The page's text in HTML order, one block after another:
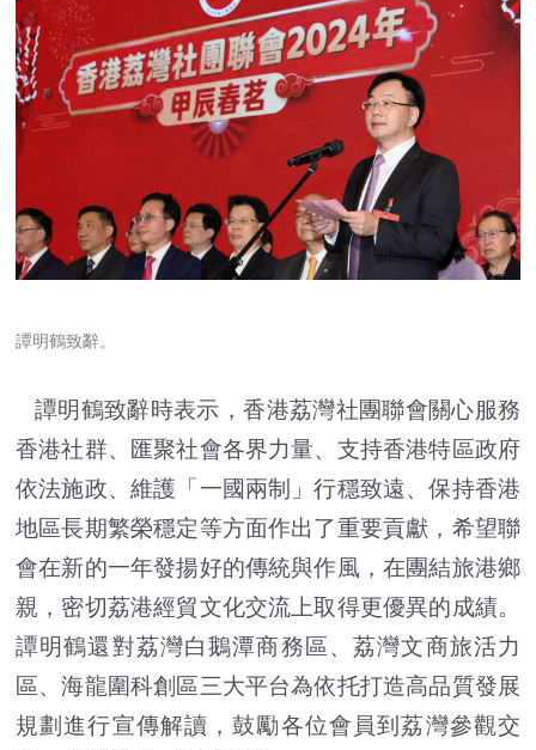
譚明鶴致辭。
譚明鶴致辭時表示，香港荔灣社團聯會關心服務
香港社群、匯聚社會各界力量、支持香港特區政府
依法施政、維護「一國兩制」行穩致遠、保持香港
地區長期繁榮穩定等方面作出了重要貢獻，希望聯
會在新的一年發揚好的傳統與作風，在團結旅港鄉
親，密切荔港經貿文化交流上取得更優異的成績。
譚明鶴還對荔灣白鵝潭商務區、荔灣文商旅活力
區、海龍圍科創區三大平台為依托打造高品質發展
規劃進行宣傳解讀，鼓勵各位會員到荔灣參觀交